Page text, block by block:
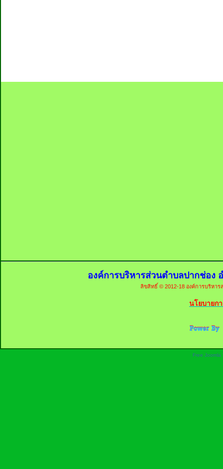
องค์การบริหารส่วนตำบลปากช่อง
ลิขสิทธิ์ © 2012-18 องค์การบริหา
นโยบายก
Free